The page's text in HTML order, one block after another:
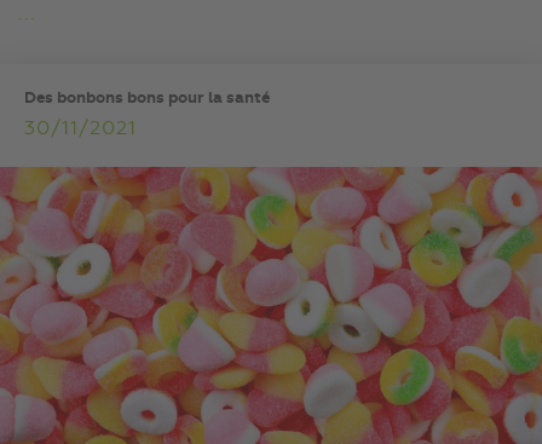
...
Des bonbons bons pour la santé
30/11/2021